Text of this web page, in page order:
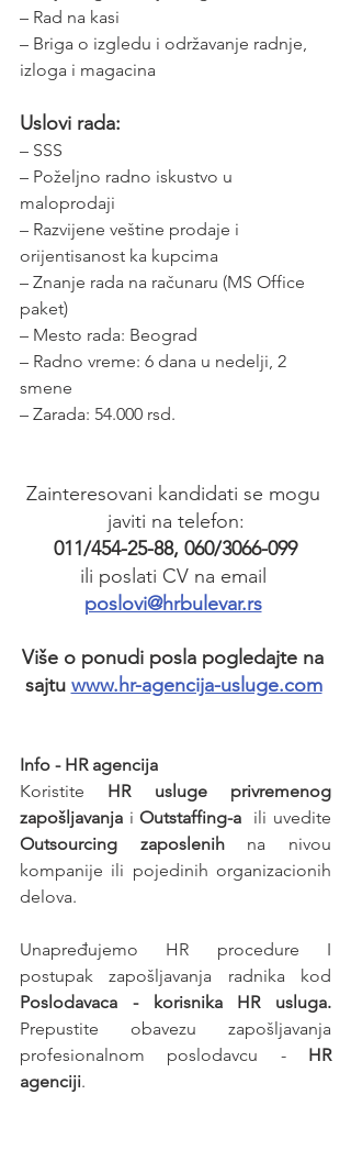
– Rad na kasi
– Briga o izgledu i održavanje radnje,
izloga i magacina
Uslovi rada:
– SSS
– Poželjno radno iskustvo u
maloprodaji
– Razvijene veštine prodaje i
orijentisanost ka kupcima
– Znanje rada na računaru (MS Office
paket)
– Mesto rada: Beograd
– Radno vreme: 6 dana u nedelji, 2
smene
– Zarada: 54.000 rsd.
Zainteresovani kandidati se mogu
javiti na telefon:
011/454-25-88, 060/3066-099
ili poslati CV na email
poslovi@hrbulevar.rs
Više o ponudi posla pogledajte na
sajtu www.hr-agencija-usluge.com
Info - HR agencija
Koristite HR usluge privremenog
zapošljavanja i Outstaffing-a
Outsourcing zaposlenih na nivou
kompanije ili pojedinih organizacionih
delova.
Unapređujemo HR procedure I
Prepustite obavezu zapošljavanja
profesionalnom poslodavcu - HR
agenciji.